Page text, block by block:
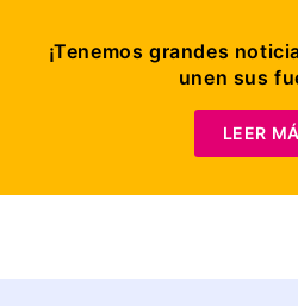
¡Tenemos grandes
unen sus
LEER